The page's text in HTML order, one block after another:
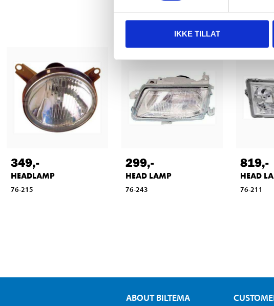
IKKE TILLAT
349,-
HEADLAMP
76-215
299,-
HEAD LAMP
76-243
819,-
HEAD
76-211
ABOUT BILTEMA